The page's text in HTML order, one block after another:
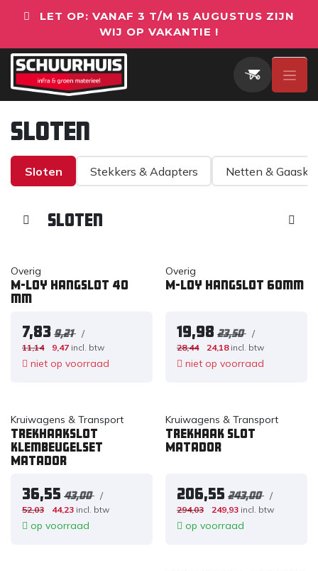
LET OP: VANAF 3 T/M 15 AUGUSTUS ZIJN
WIJ OP VAKANTIE !
Sloten
Sloten Stekkers & Adapters Netten &
Sloten
Overig
M-Loy hangslot 40
mm
7,83 9,21 /
11,14 9,47 incl. btw
niet op voorraad
Overig
M-Loy hangslot 60mm
19,98 23,50 /
28,44 24,18 incl. btw
niet op voorraad
Kruiwagens & Transport
Trekhaakslot
klembeugelset
Matador
36,55 43,00 /
52,03 44,23 incl. btw
op voorraad
Kruiwagens & Transport
Trekhaak slot
Matador
206,55 243,00 /
294,03 249,93 incl. btw
op voorraad